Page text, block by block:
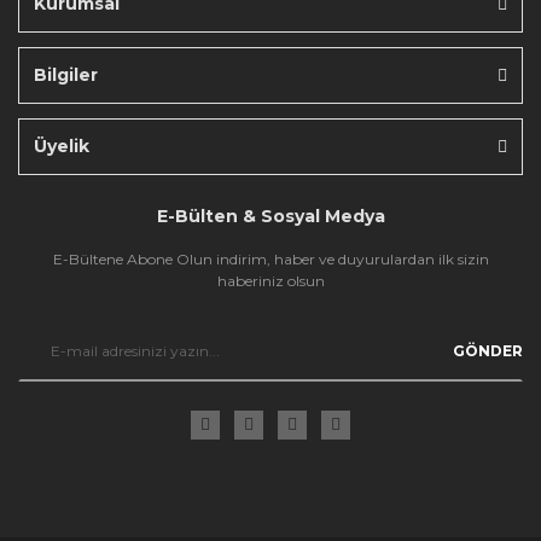
Bilgiler
Üyelik
E-Bülten & Sosyal Medya
E-Bültene Abone Olun indirim, haber ve duyurulardan ilk sizin
haberiniz olsun
GÖNDER